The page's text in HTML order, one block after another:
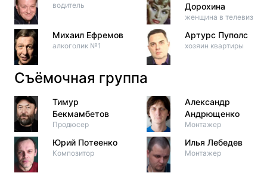
водитель
Михаил Ефремов
алкоголик №1
Дорохина
женщина в телевизоре
Артурс Пуполс
хозяин квартиры
Съёмочная группа
Тимур
Бекмамбетов
Продюсер
Юрий Потеенко
Композитор
Александр
Андрющенко
Монтажер
Илья Лебедев
Монтажер